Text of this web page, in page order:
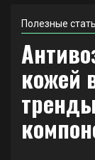
Полезные
кожей